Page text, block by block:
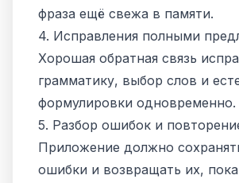
фраза ещё свежа в памяти.
4. Исправления полными
Хорошая обратная связь
грамматику, выбор слов и
формулировки одновременно.
5. Разбор ошибок и
Приложение должно
ошибки и возвращать их,